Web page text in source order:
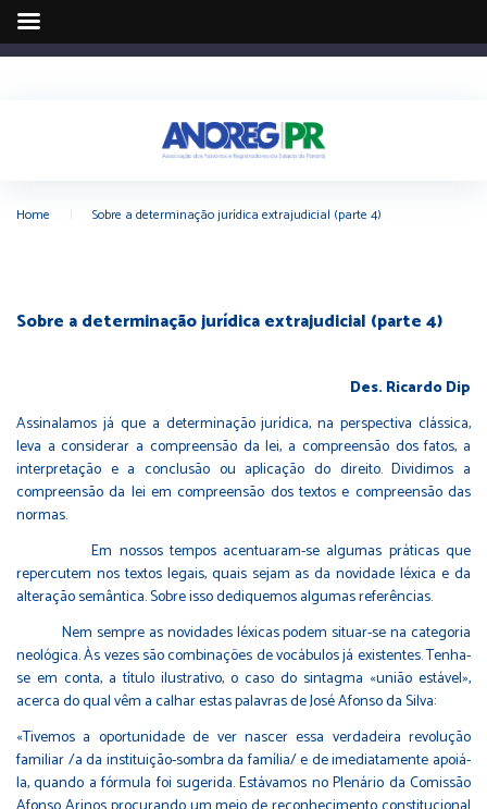
Home Sobre a determinação jurídica extrajudicial (parte 4)
Sobre a determinação jurídica extrajudicial (parte 4)
Des. Ricardo Dip
Assinalamos já que a determinação jurídica, na perspectiva clássica,
leva a considerar a compreensão da lei, a compreensão dos fatos, a
interpretação e a conclusão ou aplicação do direito. Dividimos a
compreensão da lei em compreensão dos textos e compreensão das
normas.
Em nossos tempos acentuaram-se algumas práticas que
repercutem nos textos legais, quais sejam as da novidade léxica e da
alteração semântica. Sobre isso dediquemos algumas referências.
Nem sempre as novidades léxicas podem situar-se na categoria
neológica. Às vezes são combinações de vocábulos já existentes. Tenha-
se em conta, a título ilustrativo, o caso do sintagma «união estável»,
acerca do qual vêm a calhar estas palavras de José Afonso da Silva:
«Tivemos a oportunidade de ver nascer essa verdadeira revolução
familiar /a da instituição-sombra da família/ e de imediatamente apoiá-
la, quando a fórmula foi sugerida. Estávamos no Plenário da Comissão